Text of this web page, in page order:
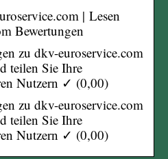
| Lesen
Bewertungen
zu dkv-euroservice.com
teilen Sie Ihre
Nutzern ✓ (0,00)
zu dkv-euroservice.com
teilen Sie Ihre
Nutzern ✓ (0,00)